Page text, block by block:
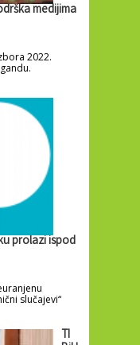
medijima
2022.
prolazi ispod
slučajevi“
TI